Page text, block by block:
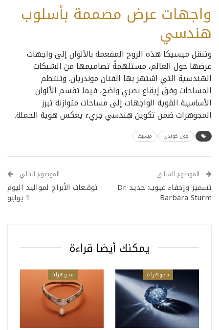
واجهات عرض مصممة بأسلوب
هندسي
وتنقل ميسيكا هذه الروح المفعمة بالألوان إلى واجهات
عرضها حول العالم، مستلهمةً تصاميمها من الشبكات
الهندسية التي اشتهر بها الفنان موندريان. وتنتظم
المساحات وفق إيقاع بصري واضح، فيما تقسم الألوان
الأساسية القوية الواجهات إلى مساحات متوازنة تبرز
المجوهرات ضمن تكوين هندسي جريء يعكس هوية الحملة.
جول كوندي ميسيكا
الموضوع السابق
تسمير وإخفاء عيوب: جديد Dr.
Barbara Sturm
الموضوع التالي
توقـعات الأبراج لمواليد اليوم
1 يوليو
يمكنك أيضا قراءة
مجوهرات مجوهرات